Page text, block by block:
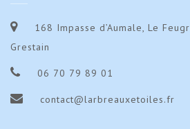
168 Impasse d’Aumale, Le
Grestain
06 70 79 89 01
contact@larbreauxetoiles.fr